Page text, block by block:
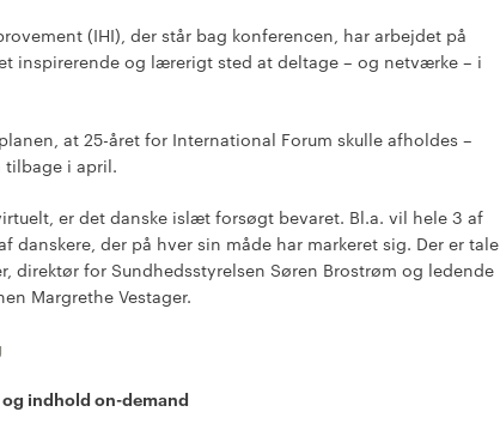
(IHI), der står bag konferencen, har arbejdet på
inspirerende og lærerigt sted at deltage – og netværke – i
at 25-året for International Forum skulle afholdes –
tilbage i april.
er det danske islæt forsøgt bevaret. Bl.a. vil hele 3 af
danskere, der på hver sin måde har markeret sig. Der er tale
direktør for Sundhedsstyrelsen Søren Brostrøm og ledende
Margrethe Vestager.
indhold on-demand